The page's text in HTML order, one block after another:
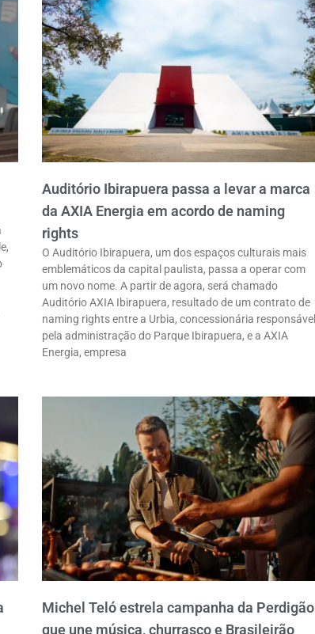
Auditório Ibirapuera passa a levar a marca
da AXIA Energia em acordo de naming
rights
O Auditório Ibirapuera, um dos espaços culturais mais
emblemáticos da capital paulista, passa a operar com
um novo nome. A partir de agora, será chamado
Auditório AXIA Ibirapuera, resultado de um contrato de
naming rights entre a Urbia, concessionária responsável
pela administração do Parque Ibirapuera, e a AXIA
Energia, empresa
Michel Teló estrela campanha da Perdigão
que une música, churrasco e Brasileirão